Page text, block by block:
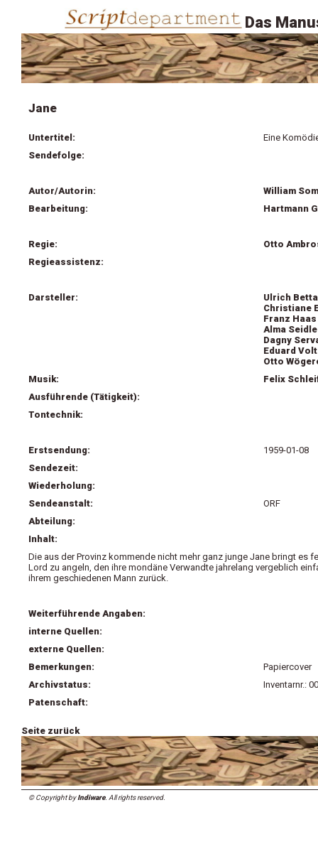
Das
Jane
Untertitel:
Eine
Sendefolge:
Autor/Autorin:
William
Bearbeitung:
Hartmann
Regie:
Otto
Regieassistenz:
Darsteller:
Ulrich
Christiane
Franz
Alma
Dagny
Eduard
Otto
Musik:
Felix
Ausführende (Tätigkeit):
Tontechnik:
Erstsendung:
1959-01-08
Sendezeit:
Wiederholung:
Sendeanstalt:
ORF
Abteilung:
Inhalt:
Die aus der Provinz kommende nicht mehr ganz junge Jane bringt es
Lord zu angeln, den ihre mondäne Verwandte jahrelang vergeblich
ihrem geschiedenen Mann zurück.
Weiterführende Angaben:
interne Quellen:
externe Quellen:
Bemerkungen:
Papiercover
Archivstatus:
Inventarnr.:
Patenschaft:
Seite zurück
© Copyright byIndiware. All rights reserved.